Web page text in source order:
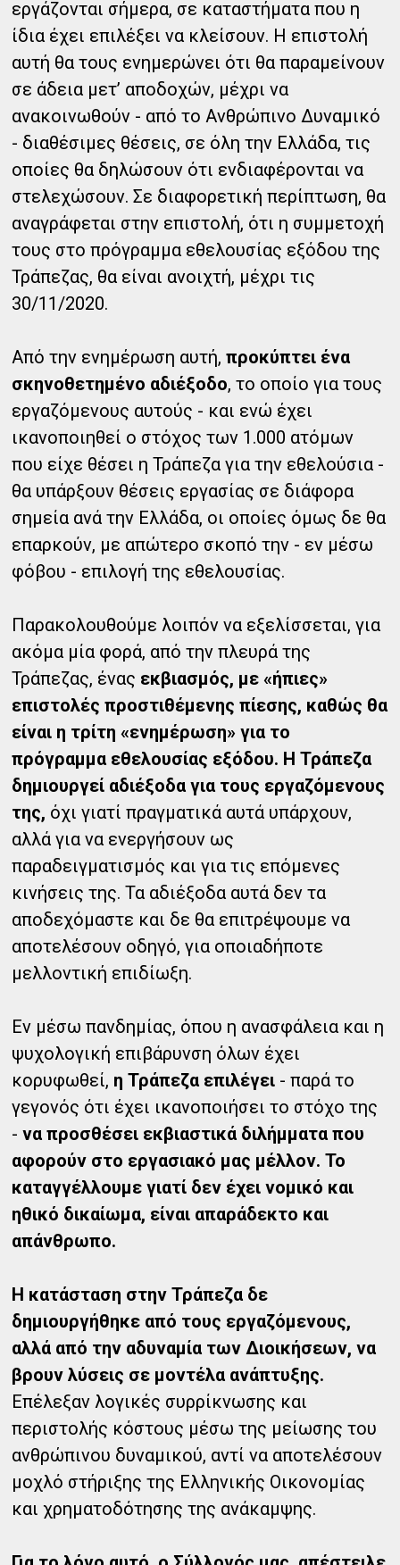
εργάζονται σήμερα, σε καταστήματα που η
ίδια έχει επιλέξει να κλείσουν. Η επιστολή
αυτή θα τους ενημερώνει ότι θα παραμείνουν
σε άδεια μετ’ αποδοχών, μέχρι να
ανακοινωθούν - από το Ανθρώπινο Δυναμικό
- διαθέσιμες θέσεις, σε όλη την Ελλάδα, τις
οποίες θα δηλώσουν ότι ενδιαφέρονται να
στελεχώσουν. Σε διαφορετική περίπτωση, θα
αναγράφεται στην επιστολή, ότι η συμμετοχή
τους στο πρόγραμμα εθελουσίας εξόδου της
Τράπεζας, θα είναι ανοιχτή, μέχρι τις
30/11/2020.
Από την ενημέρωση αυτή,προκύπτει ένα
σκηνοθετημένο αδιέξοδο, το οποίο για τους
εργαζόμενους αυτούς - και ενώ έχει
ικανοποιηθεί ο στόχος των 1.000 ατόμων
που είχε θέσει η Τράπεζα για την εθελούσια -
θα υπάρξουν θέσεις εργασίας σε διάφορα
σημεία ανά την Ελλάδα, οι οποίες όμως δε θα
επαρκούν, με απώτερο σκοπό την - εν μέσω
φόβου - επιλογή της εθελουσίας.
Παρακολουθούμε λοιπόν να εξελίσσεται, για
ακόμα μία φορά, από την πλευρά της
Τράπεζας, ένας εκβιασμός, με «ήπιες»
επιστολές προστιθέμενης πίεσης, καθώς θα
είναι η τρίτη «ενημέρωση» για το
πρόγραμμα εθελουσίας εξόδου. Η Τράπεζα
δημιουργεί αδιέξοδα για τους εργαζόμενους
της, όχι γιατί πραγματικά αυτά υπάρχουν,
αλλά για να ενεργήσουν ως
παραδειγματισμός και για τις επόμενες
κινήσεις της. Τα αδιέξοδα αυτά δεν τα
αποδεχόμαστε και δε θα επιτρέψουμε να
αποτελέσουν οδηγό, για οποιαδήποτε
μελλοντική επιδίωξη.
Εν μέσω πανδημίας, όπου η ανασφάλεια και η
ψυχολογική επιβάρυνση όλων έχει
κορυφωθεί, η Τράπεζα επιλέγει - παρά το
γεγονός ότι έχει ικανοποιήσει το στόχο της
-να προσθέσει εκβιαστικά διλήμματα που
αφορούν στο εργασιακό μας μέλλον. Το
καταγγέλλουμε γιατί δεν έχει νομικό και
ηθικό δικαίωμα, είναι απαράδεκτο και
απάνθρωπο.
Η κατάσταση στην Τράπεζα δε
δημιουργήθηκε από τους εργαζόμενους,
αλλά από την αδυναμία των Διοικήσεων, να
βρουν λύσεις σε μοντέλα ανάπτυξης.
Επέλεξαν λογικές συρρίκνωσης και
περιστολής κόστους μέσω της μείωσης του
ανθρώπινου δυναμικού, αντί να αποτελέσουν
μοχλό στήριξης της Ελληνικής Οικονομίας
και χρηματοδότησης της ανάκαμψης.